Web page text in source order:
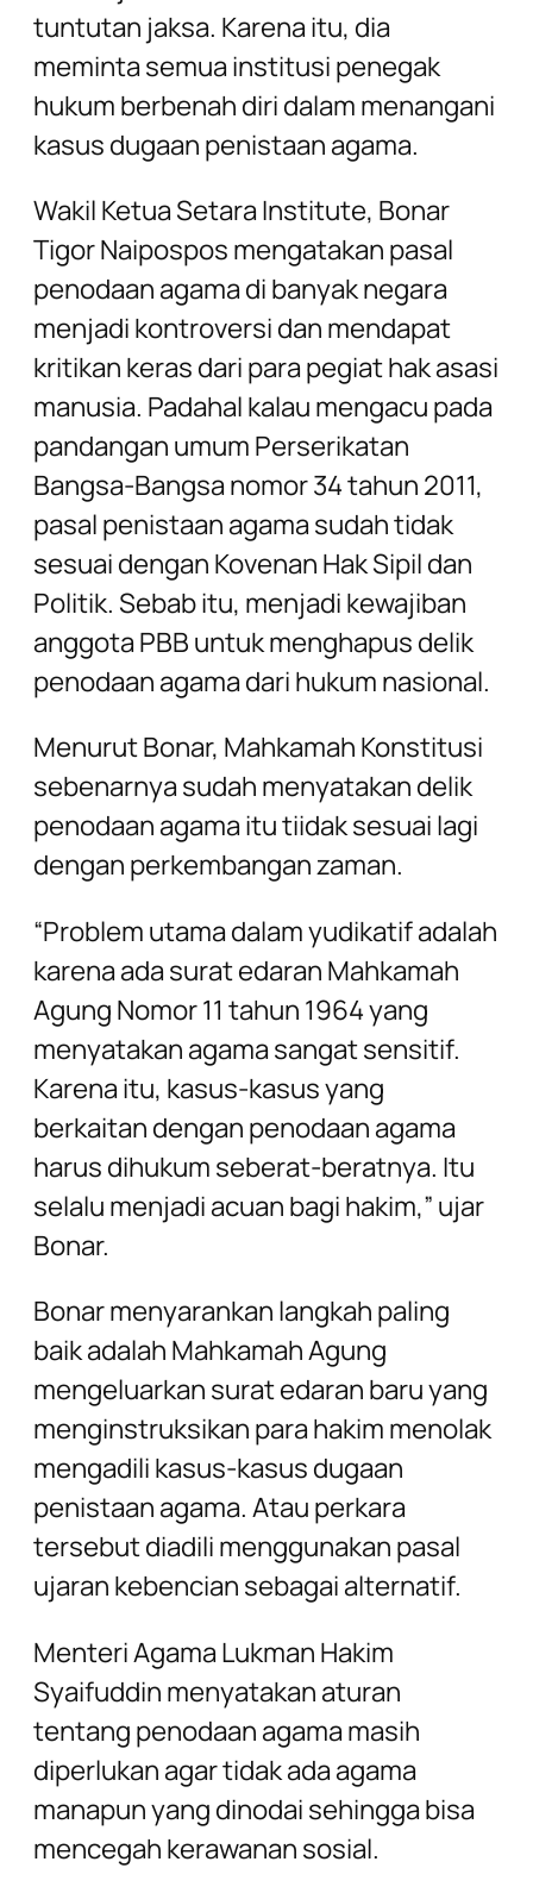
tuntutan jaksa. Karena itu, dia
meminta semua institusi penegak
hukum berbenah diri dalam menangani
kasus dugaan penistaan agama.
Wakil Ketua Setara Institute, Bonar
Tigor Naipospos mengatakan pasal
penodaan agama di banyak negara
menjadi kontroversi dan mendapat
kritikan keras dari para pegiat hak asasi
manusia. Padahal kalau mengacu pada
pandangan umum Perserikatan
Bangsa-Bangsa nomor 34 tahun 2011,
pasal penistaan agama sudah tidak
sesuai dengan Kovenan Hak Sipil dan
Politik. Sebab itu, menjadi kewajiban
anggota PBB untuk menghapus delik
penodaan agama dari hukum nasional.
Menurut Bonar, Mahkamah Konstitusi
sebenarnya sudah menyatakan delik
penodaan agama itu tiidak sesuai lagi
dengan perkembangan zaman.
“Problem utama dalam yudikatif adalah
karena ada surat edaran Mahkamah
Agung Nomor 11 tahun 1964 yang
menyatakan agama sangat sensitif.
Karena itu, kasus-kasus yang
berkaitan dengan penodaan agama
harus dihukum seberat-beratnya. Itu
selalu menjadi acuan bagi hakim,” ujar
Bonar.
Bonar menyarankan langkah paling
baik adalah Mahkamah Agung
mengeluarkan surat edaran baru yang
menginstruksikan para hakim menolak
mengadili kasus-kasus dugaan
penistaan agama. Atau perkara
tersebut diadili menggunakan pasal
ujaran kebencian sebagai alternatif.
Menteri Agama Lukman Hakim
Syaifuddin menyatakan aturan
tentang penodaan agama masih
diperlukan agar tidak ada agama
manapun yang dinodai sehingga bisa
mencegah kerawanan sosial.